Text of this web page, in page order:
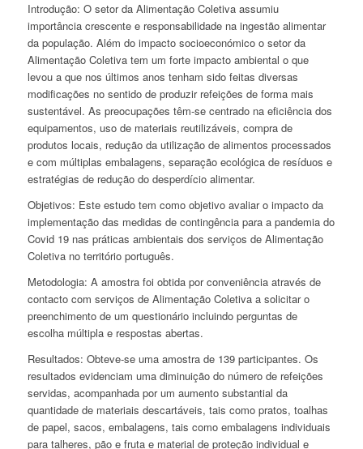
Introdução: O setor da Alimentação Coletiva assumiu
importância crescente e responsabilidade na ingestão alimentar
da população. Além do impacto socioeconómico o setor da
Alimentação Coletiva tem um forte impacto ambiental o que
levou a que nos últimos anos tenham sido feitas diversas
modificações no sentido de produzir refeições de forma mais
sustentável. As preocupações têm-se centrado na eficiência dos
equipamentos, uso de materiais reutilizáveis, compra de
produtos locais, redução da utilização de alimentos processados
e com múltiplas embalagens, separação ecológica de resíduos e
estratégias de redução do desperdício alimentar.
Objetivos: Este estudo tem como objetivo avaliar o impacto da
implementação das medidas de contingência para a pandemia do
Covid 19 nas práticas ambientais dos serviços de Alimentação
Coletiva no território português.
Metodologia: A amostra foi obtida por conveniência através de
contacto com serviços de Alimentação Coletiva a solicitar o
preenchimento de um questionário incluindo perguntas de
escolha múltipla e respostas abertas.
Resultados: Obteve-se uma amostra de 139 participantes. Os
resultados evidenciam uma diminuição do número de refeições
servidas, acompanhada por um aumento substantial da
quantidade de materiais descartáveis, tais como pratos, toalhas
de papel, sacos, embalagens, tais como embalagens individuais
para talheres, pão e fruta e material de proteção individual e